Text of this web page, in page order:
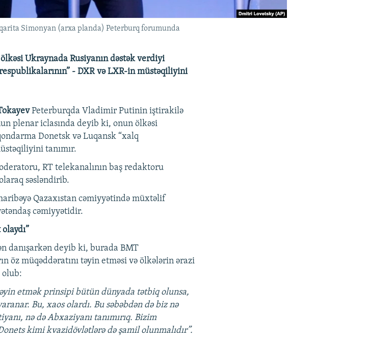
Simonyan (arxa planda) Peterburq forumunda
Ukraynada Rusiyanın dəstək verdiyi
- DXR və LXR-in müstəqiliyini
Peterburqda Vladimir Putinin iştirakilə
plenar iclasında deyib ki, onun ölkəsi
Donetsk və Luqansk “xalq
tanımır.
RT telekanalının baş redaktoru
səsləndirib.
Qazaxıstan cəmiyyətində müxtəlif
cəmiyyətidir.
danışarkən deyib ki, burada BMT
öz müqəddəratını təyin etməsi və ölkələrin ərazi
etmək prinsipi bütün dünyada tətbiq olunsa,
Bu, xaos olardı. Bu səbəbdən də biz nə
nə də Abxaziyanı tanımırıq. Bizim
kimi kvazidövlətlərə də şamil olunmalıdır”.